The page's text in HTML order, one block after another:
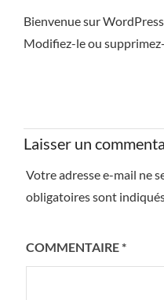
Bienvenue sur
Modifiez-le ou
Laisser un
Votre adresse e-mail ne
obligatoires sont
COMMENTAIRE*